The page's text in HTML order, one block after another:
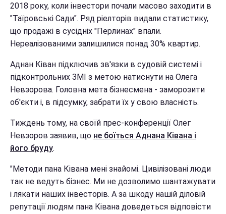
2018 року, коли інвестори почали масово заходити в
"Таїровські Сади". Ряд ріелторів видали статистику,
що продажі в сусідніх "Перлинах" впали.
Нереалізованими залишилися понад 30% квартир.
Аднан Ківан підключив зв'язки в судовій системі і
підконтрольних ЗМІ з метою натиснути на Олега
Невзорова. Головна мета бізнесмена - заморозити
об'єкти і, в підсумку, забрати їх у свою власність.
Тиждень тому, на своїй прес-конференції Олег
Невзоров заявив, що не боїться Аднана Ківана і
його бруду.
"Методи пана Ківана мені знайомі. Цивілізовані люди
так не ведуть бізнес. Ми не дозволимо шантажувати
і лякати наших інвесторів. А за шкоду нашій діловій
репутації людям пана Ківана доведеться відповісти